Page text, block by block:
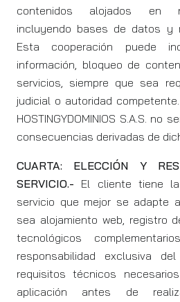
contenidos alojados en
incluyendo bases de datos y
Esta cooperación puede
información, bloqueo de
servicios, siempre que sea
judicial o autoridad
HOSTINGYDOMINIOS S.A.S. no
consecuencias derivadas de
CUARTA: ELECCIÓN Y
SERVICIO.- El cliente tiene
servicio que mejor se adapte
sea alojamiento web, registro
tecnológicos
responsabilidad exclusiva
requisitos técnicos
aplicación antes de